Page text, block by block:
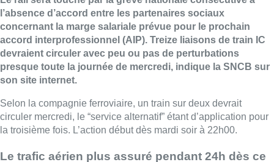
soir 22h00
Le nombre de vols supprimés à Brussels Airport n’a cessé
d’augmenter à mesure que la
grève nationale
de demain
approche. Si à la mi-journée, seuls 144 vols (76 arrivées et 68
départs) étaient encore programmés, c’est finalement
contrainte de ne pas autoriser le trafic aérien entre mardi 12